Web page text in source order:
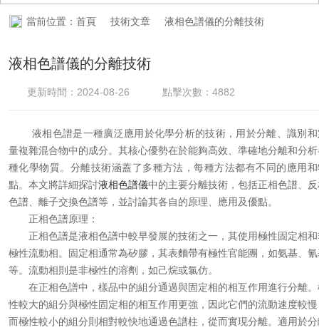
視頻中心
在線留言
聯係桃花视频APP下载
IOS
當前位置：首頁 技術文章 液相色譜儀的分離技術
液相色譜儀的分離技術
更新時間：2024-08-26 點擊次數：4882
液相色譜是一種廣泛應用於化學分析的技術，用於分離、識別和
量複雜混合物中的成分。其核心優勢在於能夠高效、準確地分離和分
種化學物質。分離技術涵蓋了多種方法，每種方法都有不同的應用
點。本文將詳細探討液相色譜儀中的主要分離技術，包括正相色譜、
色譜、離子交換色譜等，並討論其各自的原理、應用及優點。
正相色譜原理：
正相色譜是液相色譜中較早發展的技術之一，其使用極性固定相和
極性流動相。固定相通常為矽膠，其表麵帶有極性官能團，如氨基、
等。流動相則是非極性的溶劑，如己烷或氯仿。
在正相色譜中，樣品中的組分通過與固定相的相互作用進行分離。
性較大的組分與極性固定相的相互作用更強，因此它們的流動速度較
而極性較小的組分則相對較快地通過色譜柱，從而實現分離。適用於